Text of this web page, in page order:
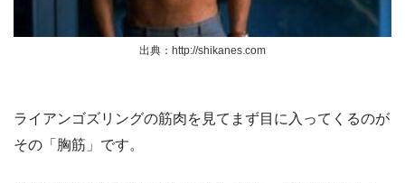
出典：http://shikanes.com
ライアンゴズリングの筋肉を見てまず目に入ってくるのが
その「胸筋」です。